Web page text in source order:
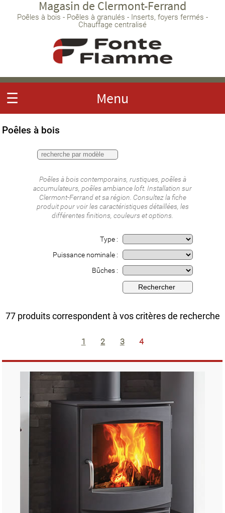
Magasin de Clermont-Ferrand
Poêles à bois - Poêles à granulés - Inserts, foyers fermés -
Chauffage centralisé
☰ Menu
Poêles à bois
Poêles à bois contemporains, rustiques, poêles à
accumulateurs, poêles ambiance loft. Installation sur
Clermont-Ferrand et sa région. Consultez la fiche
produit pour voir les caractéristiques détaillées, les
différentes finitions, couleurs et options.
Type :
Puissance nominale :
Bûches :
77 produits correspondent à vos critères de recherche
1 2 3 4